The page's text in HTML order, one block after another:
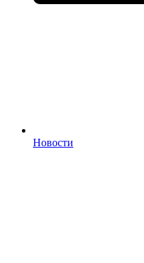
Новости